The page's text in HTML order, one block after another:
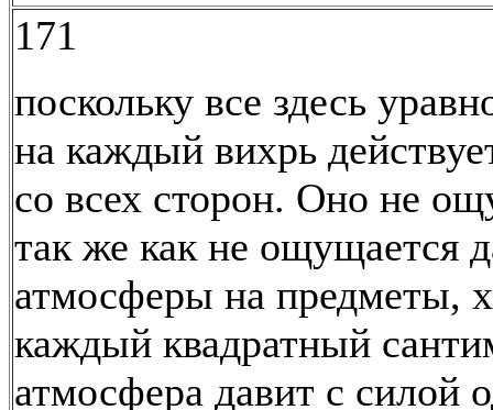
171
поскольку все здесь
на каждый вихрь
со всех сторон. Оно не
так же как не ощущается
атмосферы на предметы,
каждый квадратный
атмосфера давит с силой